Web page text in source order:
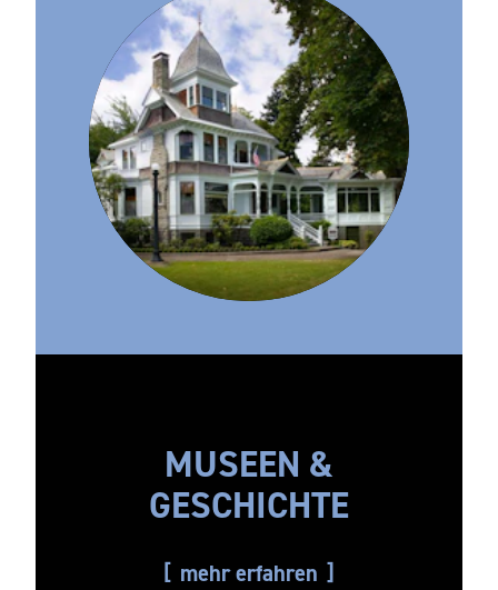
MUSEEN &
GESCHICHTE
mehr erfahren